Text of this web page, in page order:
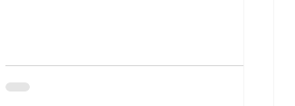
middag waarin we samen aandacht